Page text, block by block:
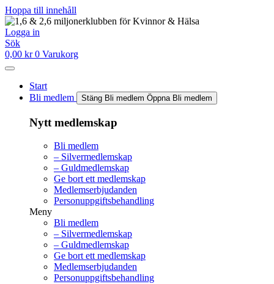
Hoppa till innehåll
Logga in
Sök
0,00 kr 0 Varukorg
Start
Bli medlem
Stäng Bli medlem Öppna Bli medlem
Nytt medlemskap
Bli medlem
– Silvermedlemskap
– Guldmedlemskap
Ge bort ett medlemskap
Medlemserbjudanden
Personuppgiftsbehandling
Meny
Bli medlem
– Silvermedlemskap
– Guldmedlemskap
Ge bort ett medlemskap
Medlemserbjudanden
Personuppgiftsbehandling